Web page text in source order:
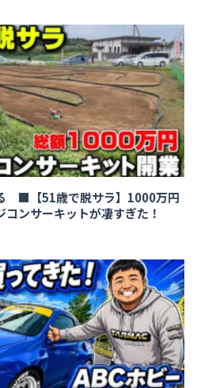
■【51歳で脱サラ】1000万円
ンサーキットが凄すぎた！